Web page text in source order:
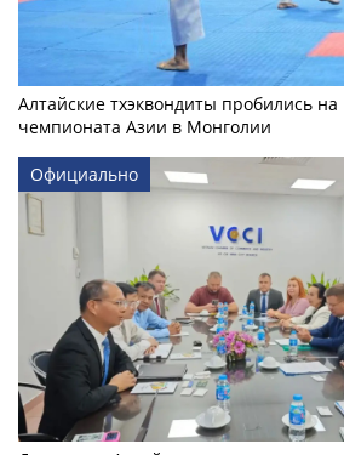
Алтайские тхэквондиты пробились на
чемпионата Азии в Монголии
Официально